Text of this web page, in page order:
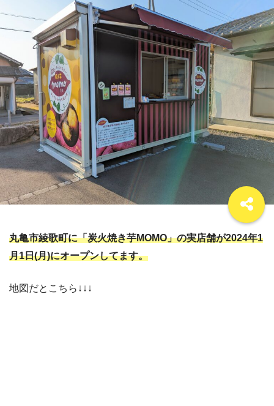
丸亀市綾歌町に「炭火焼き芋MOMO」の実店舗が2024年1
月1日(月)にオープンしてます。
地図だとこちら↓↓↓